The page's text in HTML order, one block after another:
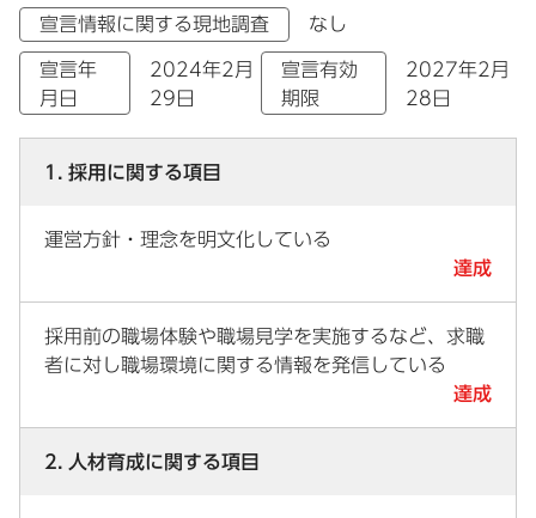
宣言情報に関する現地調査 なし
宣言年
月日
2024年2月
29日
宣言有効
期限
2027年2月
28日
1. 採用に関する項目
運営方針・理念を明文化している
達成
採用前の職場体験や職場見学を実施するなど、求職
者に対し職場環境に関する情報を発信している
達成
2. 人材育成に関する項目